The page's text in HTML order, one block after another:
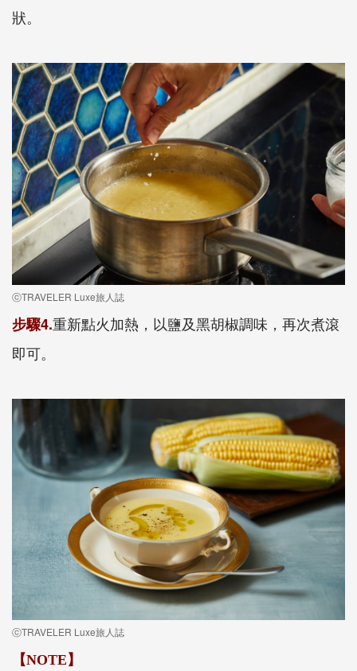
狀。
ⓒTRAVELER Luxe旅人誌
步驟4.重新點火加熱，以鹽及黑胡椒調味，再次煮滾
即可。
ⓒTRAVELER Luxe旅人誌
【NOTE】